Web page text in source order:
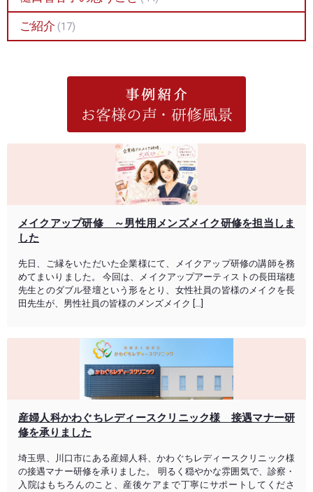
ご紹介 (17)
メイクアップ研修 ～男性用メンズメイク研修を担当しま
した
先日、ご縁をいただいた企業様にて、メイクアップ研修の講師を務
めてまいりました。 今回は、メイクアップアーティストの長田瑞穂
先生とのダブル登壇という形をとり、女性社員の皆様のメイクを長
田先生が、男性社員の皆様のメンズメイク […]
産婦人科かわぐちレディースクリニック様 接遇マナー研
修を承りました
埼玉県、川口市にある産婦人科、かわぐちレディースクリニック様
の接遇マナー研修を承りました。 明るく穏やかな雰囲気で、診察・
入院はもちろんのこと、産後ケアまで丁寧にサポートしてくださ